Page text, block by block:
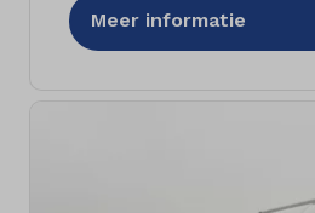
Meer informatie